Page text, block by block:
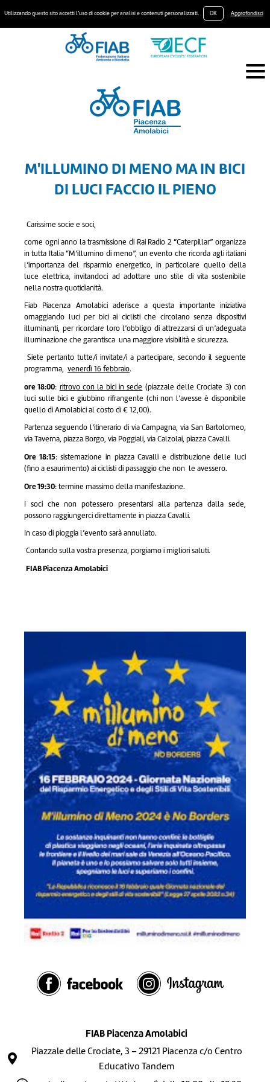
Utilizzando questo sito accetti l’uso di cookie per analisi e contenuti personalizzati. OK Approfondisci
M'ILLUMINO DI MENO MA IN BICI
DI LUCI FACCIO IL PIENO
Carissime socie e soci,
come ogni anno la trasmissione di Rai Radio 2 “Caterpillar” organizza
in tutta Italia “M’illumino di meno”, un evento che ricorda agli italiani
l’importanza del risparmio energetico, in particolare quello della
luce elettrica, invitandoci ad adottare uno stile di vita sostenibile
nella nostra quotidianità.
Fiab Piacenza Amolabici aderisce a questa importante iniziativa
omaggiando luci per bici ai ciclisti che circolano senza dispositivi
illuminanti, per ricordare loro l’obbligo di attrezzarsi di un’adeguata
illuminazione che garantisca una maggiore visibilità e sicurezza.
Siete pertanto tutte/i invitate/i a partecipare, secondo il seguente
programma, venerdì 16 febbraio.
ore 18:00: ritrovo con la bici in sede (piazzale delle Crociate 3) con
luci sulle bici e giubbino rifrangente (chi non l’avesse è disponibile
quello di Amolabici al costo di € 12,00).
Partenza seguendo l’itinerario di via Campagna, via San Bartolomeo,
via Taverna, piazza Borgo, via Poggiali, via Calzolai, piazza Cavalli.
Ore 18:15: sistemazione in piazza Cavalli e distribuzione delle luci
(fino a esaurimento) ai ciclisti di passaggio che non le avessero.
Ore 19:30: termine massimo della manifestazione.
I soci che non potessero presentarsi alla partenza dalla sede,
possono raggiungerci direttamente in piazza Cavalli.
In caso di pioggia l’evento sarà annullato.
Contando sulla vostra presenza, porgiamo i migliori saluti.
FIAB Piacenza Amolabici
FIAB Piacenza Amolabici
Piazzale delle Crociate, 3 – 29121 Piacenza c/o Centro
Educativo Tandem